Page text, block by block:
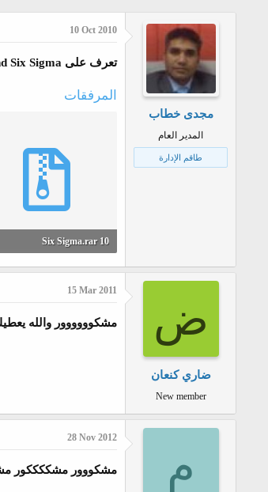
خ
ا
لمجدى خطاب
المدير العام
طاقم الإدارة
10 Oct 2010
تعرف على Kaizen and Six Sigma من خلال هذا العرض البسيط
المرفقات
10 Six Sigma.rar
110.4 KB · المشاهدات: 133
ض
ضاري كنعان
New member
15 Mar 2011
مشكوووووور والله
م
28 Nov 2012
مشكووور مشككككور